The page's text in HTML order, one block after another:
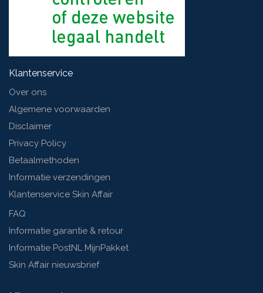
Klantenservice
Over ons
Algemene voorwaarden
Disclaimer
Privacy Policy
Betaalmethoden
Informatie verzendingen
Klantenservice Skin Affair
FAQ
Informatie garantie & retour
Informatie PostNL MijnPakket
Skin Affair nieuwsbrief